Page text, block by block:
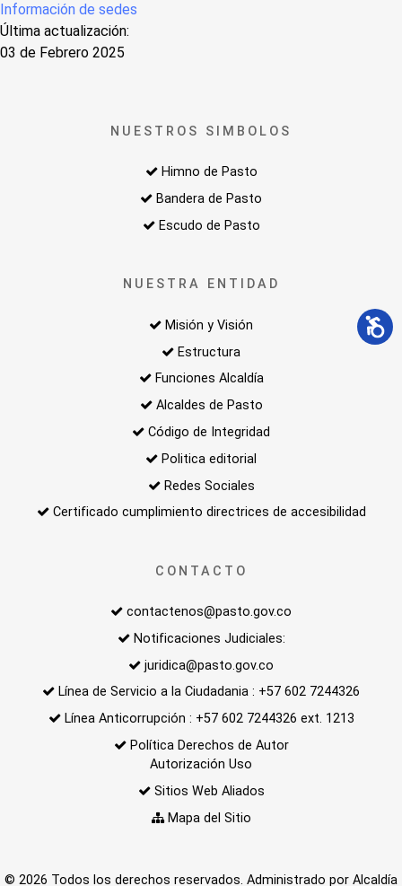
Información de sedes
Última actualización:
03 de Febrero 2025
NUESTROS SIMBOLOS
Himno de Pasto
Bandera de Pasto
Escudo de Pasto
NUESTRA ENTIDAD
Misión y Visión
Estructura
Funciones Alcaldía
Alcaldes de Pasto
Código de Integridad
Politica editorial
Redes Sociales
Certificado cumplimiento directrices de accesibilidad
CONTACTO
contactenos@pasto.gov.co
Notificaciones Judiciales:
juridica@pasto.gov.co
Línea de Servicio a la Ciudadania : +57 602 7244326
Línea Anticorrupción : +57 602 7244326 ext. 1213
Política Derechos de Autor
Autorización Uso
Sitios Web Aliados
Mapa del Sitio
© 2026 Todos los derechos reservados. Administrado por Alcaldía